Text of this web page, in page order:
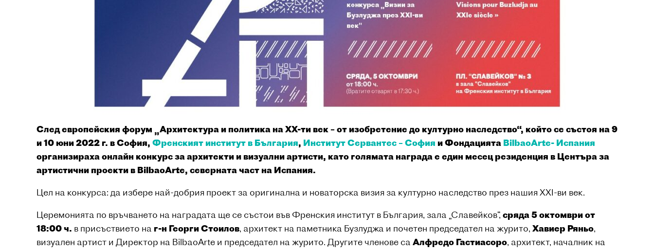
След европейския форум „Архитектура и политика на XX-ти век – от изобретение до културно наследство“, който се състоя на 9
и 10 юни 2022 г. в София, Френският институт в България, Институт Сервантес – София и Фондацията BilbaoArte- Испания
организираха онлайн конкурс за архитекти и визуални артисти, като голямата награда е един месец резиденция в Центъра за
артистични проекти в BilbaoArte, северната част на Испания.
Цел на конкурса: да избере най-добрия проект за оригинална и новаторска визия за културно наследство през нашия XXI-ви век.
Церемонията по връчването на наградата ще се състои във Френския институт в България, зала „Славейков“, сряда 5 октомври от
18:00 ч. в присъствието на г-н Георги Стоилов, архитект на паметника Бузлуджа и почетен председател на журито, Хавиер Ряньо,
визуален артист и Директор на BilbaoArte и председател на журито. Другите членове са Алфредо Гастиасоро, архитект, началник на